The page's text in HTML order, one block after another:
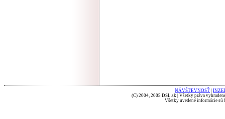
NÁVŠTEVNOSŤ
(C) 2004, 2005 DSL.sk | Všetky práva
Všetky uvedené informácie sú